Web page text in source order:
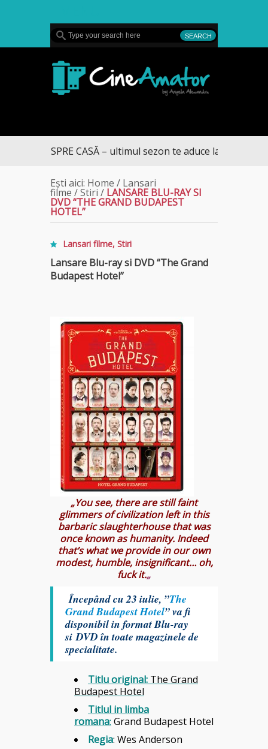
SPRE CASĂ – ultimul sezon te aduce la DIVA
Ești aici: Home / Lansari
filme /Stiri / LANSARE BLU-RAY SI
DVD “THE GRAND BUDAPEST
HOTEL”
Lansari filme, Stiri
Lansare Blu-ray si DVD “The Grand
Budapest Hotel”
„You see, there are still faint
glimmers of civilization left in this
barbaric slaughterhouse that was
once known as humanity. Indeed
that’s what we provide in our own
modest, humble, insignificant… oh,
fuck it.„
Începând cu 23 iulie, ”The
Grand Budapest Hotel” va fi
disponibil in format Blu-ray
si DVD în toate magazinele de
specialitate.
Titlu original: The Grand
Budapest Hotel
Titlul in limba
romana: Grand Budapest Hotel
Regia: Wes Anderson